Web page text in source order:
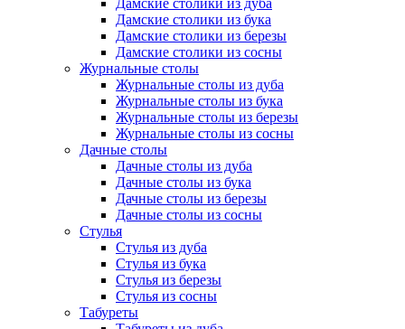
Дамские столики из дуба
Дамские столики из бука
Дамские столики из березы
Дамские столики из сосны
Журнальные столы
Журнальные столы из дуба
Журнальные столы из бука
Журнальные столы из березы
Журнальные столы из сосны
Дачные столы
Дачные столы из дуба
Дачные столы из бука
Дачные столы из березы
Дачные столы из сосны
Стулья
Стулья из дуба
Стулья из бука
Стулья из березы
Стулья из сосны
Табуреты